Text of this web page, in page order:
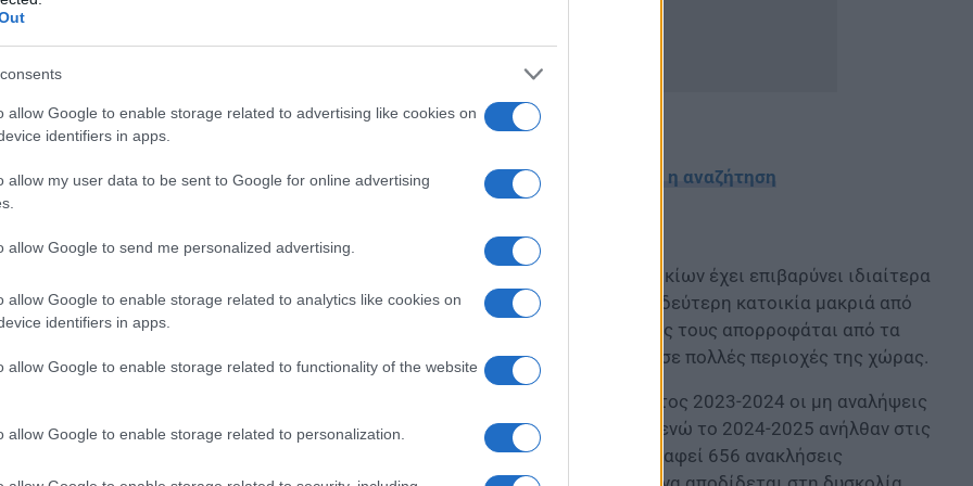
allow Google to enable storage related to advertising like cookies on
identifiers in apps.
allow my user data to be sent to Google for online advertising
allow Google to send me personalized advertising.
allow Google to enable storage related to analytics like cookies on
identifiers in apps.
allow Google to enable storage related to functionality of the website
allow Google to enable storage related to personalization.
σπίτι: Προβληματισμός για τα ενοίκια-Οι περιοχές όπου δυσκολεύει η αναζήτηση
με τον Πανελλήνιο Σύλλογο Νηπιαγωγών, η σημαντική αύξηση των ενοικίων έχει επιβαρύνει ιδιαίτερα
εκπαιδευτικούς, οι οποίοι σε πολλές περιπτώσεις καλούνται να διατηρούν δεύτερη κατοικία μακριά από
τόπο μόνιμης διαμονής τους. Όπως αναφέρει, μεγάλο μέρος του εισοδήματός τους απορροφάται από τα
στέγασης, γεγονός που δυσχεραίνει την αποδοχή ή τη διατήρηση θέσεων σε πολλές περιοχές της χώρας.
παραθέτει επίσης στοιχεία σύμφωνα με τα οποία κατά το σχολικό έτος 2023-2024 οι μη αναλήψεις
και οι παραιτήσεις αναπληρωτών ξεπέρασαν τις 2.900 περιπτώσεις, ενώ το 2024-2025 ανήλθαν στις
Παράλληλα, έως τον Νοέμβριο του σχολικού έτους 2025-2026 είχαν καταγραφεί 656 ανακλήσεις